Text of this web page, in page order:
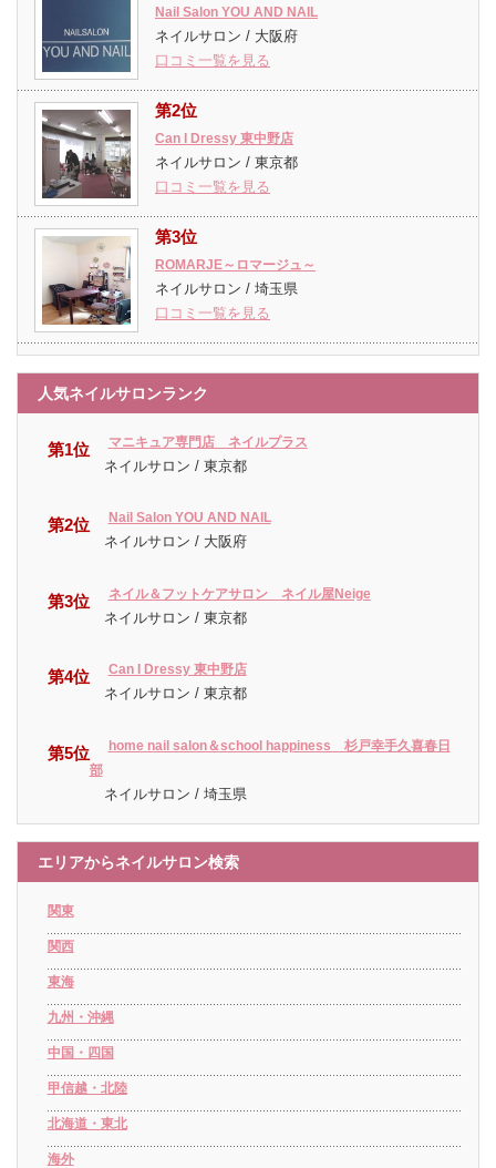
Nail Salon YOU AND NAIL
ネイルサロン / 大阪府
口コミ一覧を見る
第2位
Can I Dressy 東中野店
ネイルサロン / 東京都
口コミ一覧を見る
第3位
ROMARJE～ロマージュ～
ネイルサロン / 埼玉県
口コミ一覧を見る
人気ネイルサロンランク
第1位 マニキュア専門店 ネイルプラス
ネイルサロン / 東京都
第2位 Nail Salon YOU AND NAIL
ネイルサロン / 大阪府
第3位 ネイル＆フットケアサロン ネイル屋Neige
ネイルサロン / 東京都
第4位 Can I Dressy 東中野店
ネイルサロン / 東京都
第5位
home nail salon＆school happiness 杉戸幸手久喜春日
部
ネイルサロン / 埼玉県
エリアからネイルサロン検索
関東
関西
東海
九州・沖縄
中国・四国
甲信越・北陸
北海道・東北
海外